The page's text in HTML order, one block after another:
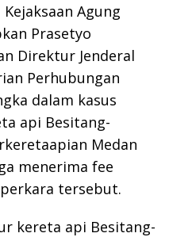
Agung
Prasetyo
Direktur Jenderal
Perhubungan
dalam kasus
api Besitang-
Medan
menerima fee
tersebut.
kereta api Besitang-